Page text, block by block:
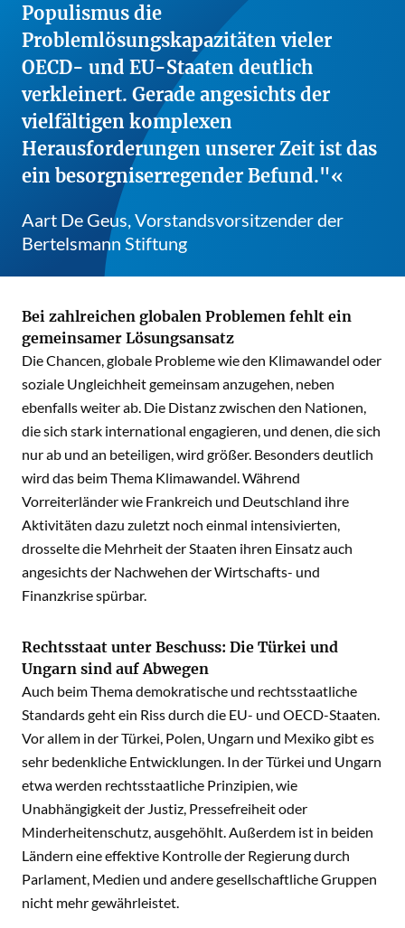
Populismus die
Problemlösungskapazitäten vieler
OECD- und EU-Staaten deutlich
verkleinert. Gerade angesichts der
vielfältigen komplexen
Herausforderungen unserer Zeit ist das
ein besorgniserregender Befund."
Aart De Geus, Vorstandsvorsitzender der
Bertelsmann Stiftung
Bei zahlreichen globalen Problemen fehlt ein
gemeinsamer Lösungsansatz
Die Chancen, globale Probleme wie den Klimawandel oder
soziale Ungleichheit gemeinsam anzugehen, neben
ebenfalls weiter ab. Die Distanz zwischen den Nationen,
die sich stark international engagieren, und denen, die sich
nur ab und an beteiligen, wird größer. Besonders deutlich
wird das beim Thema Klimawandel. Während
Vorreiterländer wie Frankreich und Deutschland ihre
Aktivitäten dazu zuletzt noch einmal intensivierten,
drosselte die Mehrheit der Staaten ihren Einsatz auch
angesichts der Nachwehen der Wirtschafts- und
Finanzkrise spürbar.
Rechtsstaat unter Beschuss: Die Türkei und
Ungarn sind auf Abwegen
Auch beim Thema demokratische und rechtsstaatliche
Standards geht ein Riss durch die EU- und OECD-Staaten.
Vor allem in der Türkei, Polen, Ungarn und Mexiko gibt es
sehr bedenkliche Entwicklungen. In der Türkei und Ungarn
etwa werden rechtsstaatliche Prinzipien, wie
Unabhängigkeit der Justiz, Pressefreiheit oder
Minderheitenschutz, ausgehöhlt. Außerdem ist in beiden
Ländern eine effektive Kontrolle der Regierung durch
Parlament, Medien und andere gesellschaftliche Gruppen
nicht mehr gewährleistet.